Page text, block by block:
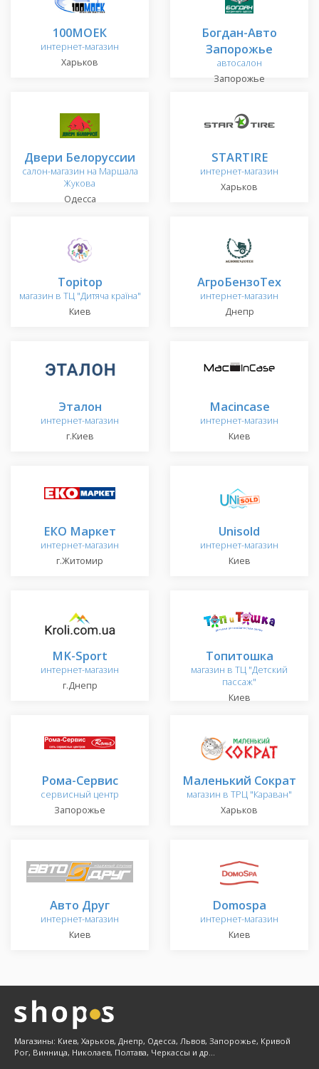
100МОЕК
интернет-магазин
Харьков
Богдан-Авто
Запорожье
автосалон
Запорожье
Двери Белоруссии
салон-магазин на Маршала
Жукова
Одесса
STARTIRE
интернет-магазин
Харьков
Topitop
магазин в ТЦ "Дитяча країна"
Киев
АгроБензоТех
интернет-магазин
Днепр
Эталон
интернет-магазин
г.Киев
Macincase
интернет-магазин
Киев
ЕКО Маркет
интернет-магазин
г.Житомир
Unisold
интернет-магазин
Киев
MK-Sport
интернет-магазин
г.Днепр
Топитошка
магазин в ТЦ "Детский
пассаж"
Киев
Рома-Сервис
сервисный центр
Запорожье
Маленький Сократ
магазин в ТРЦ "Караван"
Харьков
Авто Друг
интернет-магазин
Киев
Domospa
интернет-магазин
Киев
Магазины: Киев, Харьков, Днепр, Одесса, Львов, Запорожье, Кривой
Рог, Винница, Николаев, Полтава, Черкассы и др...